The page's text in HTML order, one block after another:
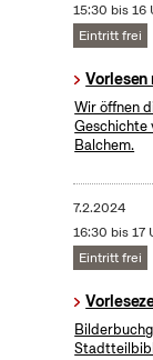
15:30 bis 16
Eintritt frei
Wir öffnen
Geschichte
Balchem.
7.2.2024
16:30 bis 17
Eintritt frei